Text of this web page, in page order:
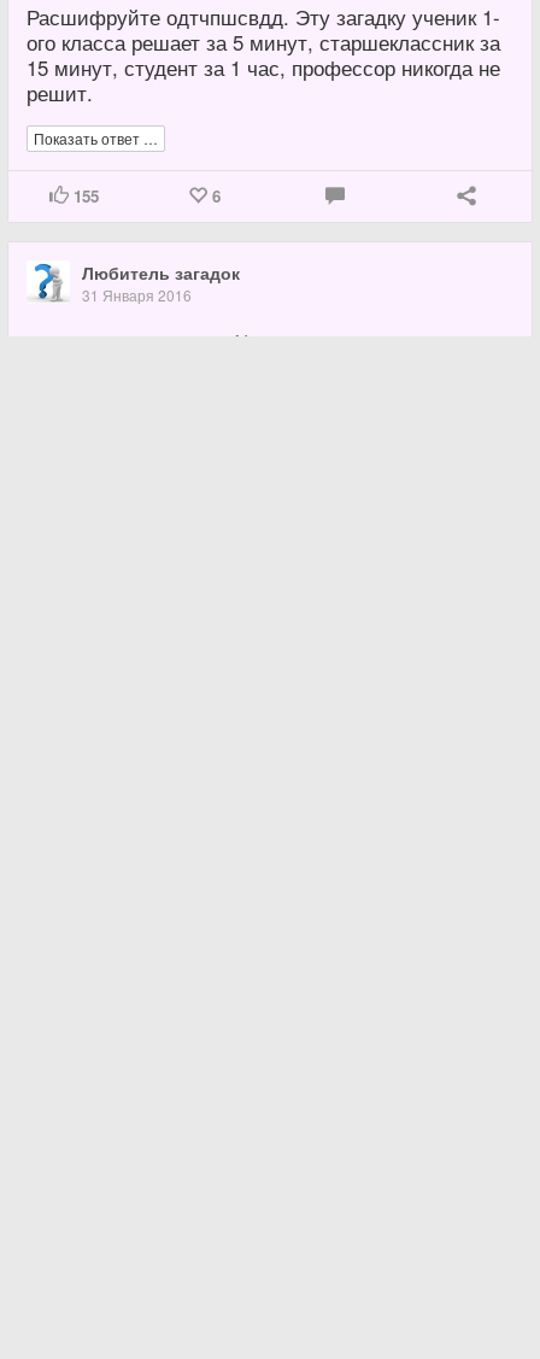
Расшифруйте одтчпшсвдд. Эту загадку ученик 1-
ого класса решает за 5 минут, старшеклассник за
15 минут, студент за 1 час, профессор никогда не
решит.
Показать ответ …
155 6
Любитель загадок
31 Января 2016
Загадка с подвохом №4072.